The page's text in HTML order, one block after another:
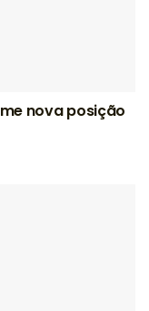
nova posição